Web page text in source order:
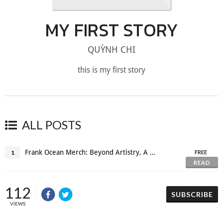
MY FIRST STORY
QUỲNH CHI
this is my first story
ALL POSTS
1 Frank Ocean Merch: Beyond Artistry, A Platform for Social Impact
FREE
READ
112
VIEWS
SUBSCRIBE